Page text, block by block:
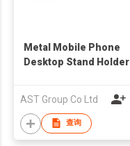
Metal Mobile Phone
Desktop Stand Holder
AST Group Co Ltd
查询